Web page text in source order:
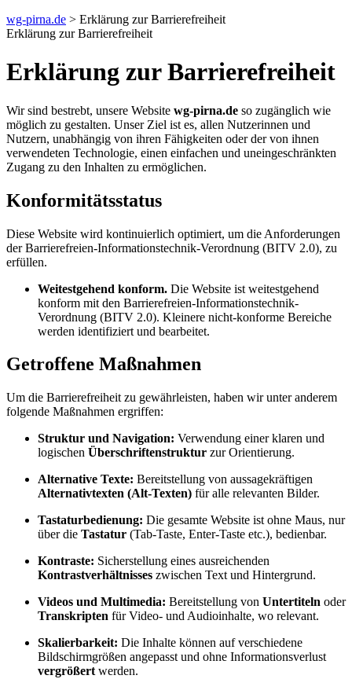
wg-pirna.de > Erklärung zur Barrierefreiheit
Erklärung zur Barrierefreiheit
Erklärung zur Barrierefreiheit
Wir sind bestrebt, unsere Website wg-pirna.de so zugänglich wie
möglich zu gestalten. Unser Ziel ist es, allen Nutzerinnen und
Nutzern, unabhängig von ihren Fähigkeiten oder der von ihnen
verwendeten Technologie, einen einfachen und uneingeschränkten
Zugang zu den Inhalten zu ermöglichen.
Konformitätsstatus
Diese Website wird kontinuierlich optimiert, um die Anforderungen
der Barrierefreien-Informationstechnik-Verordnung (BITV 2.0), zu
erfüllen.
Weitestgehend konform. Die Website ist weitestgehend
konform mit den Barrierefreien-Informationstechnik-
Verordnung (BITV 2.0). Kleinere nicht-konforme Bereiche
werden identifiziert und bearbeitet.
Getroffene Maßnahmen
Um die Barrierefreiheit zu gewährleisten, haben wir unter anderem
folgende Maßnahmen ergriffen:
Struktur und Navigation: Verwendung einer klaren und
logischen Überschriftenstruktur zur Orientierung.
Alternative Texte: Bereitstellung von aussagekräftigen
Alternativtexten (Alt-Texten) für alle relevanten Bilder.
Tastaturbedienung: Die gesamte Website ist ohne Maus, nur
über die Tastatur (Tab-Taste, Enter-Taste etc.), bedienbar.
Kontraste: Sicherstellung eines ausreichenden
Kontrastverhältnisses zwischen Text und Hintergrund.
Videos und Multimedia: Bereitstellung von Untertiteln oder
Transkripten für Video- und Audioinhalte, wo relevant.
Skalierbarkeit: Die Inhalte können auf verschiedene
Bildschirmgrößen angepasst und ohne Informationsverlust
vergrößert werden.